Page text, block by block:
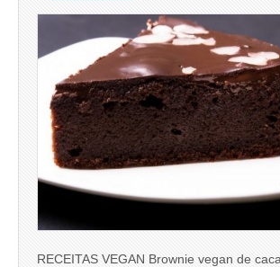
RECEITAS VEGAN Brownie vegan de